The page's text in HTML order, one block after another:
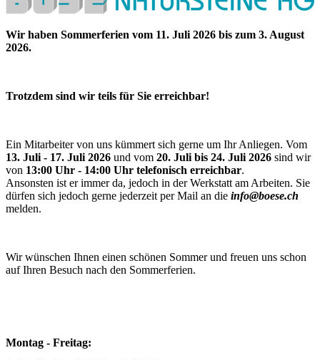
Wir haben Sommerferien vom 11. Juli 2026 bis zum 3. August
2026.
Trotzdem sind wir teils für Sie erreichbar!
Ein Mitarbeiter von uns kümmert sich gerne um Ihr Anliegen. Vom
13. Juli - 17. Juli 2026 und vom 20. Juli bis 24. Juli 2026 sind wir
von 13:00 Uhr - 14:00 Uhr telefonisch erreichbar.
Ansonsten ist er immer da, jedoch in der Werkstatt am Arbeiten. Sie
dürfen sich jedoch gerne jederzeit per Mail an die info@boese.ch
melden.
Wir wünschen Ihnen einen schönen Sommer und freuen uns schon
auf Ihren Besuch nach den Sommerferien.
Montag - Freitag: